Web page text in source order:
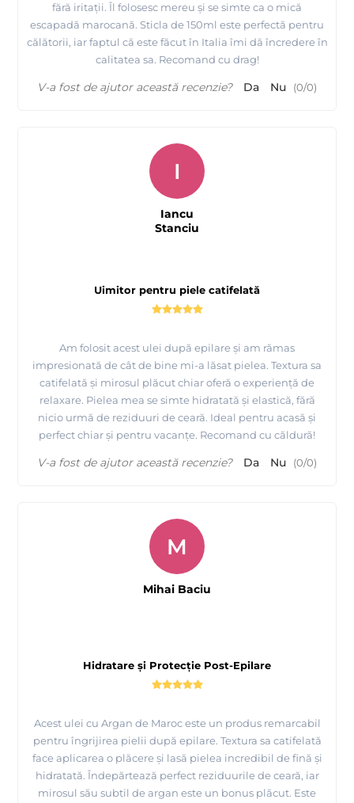
fără iritații. Îl folosesc mereu și se simte ca o mică
escapadă marocană. Sticla de 150ml este perfectă pentru
călătorii, iar faptul că este făcut în Italia îmi dă încredere în
calitatea sa. Recomand cu drag!
V-a fost de ajutor această recenzie? Da Nu (0/0)
Uimitor pentru piele catifelată
Am folosit acest ulei după epilare și am rămas
impresionată de cât de bine mi-a lăsat pielea. Textura sa
catifelată și mirosul plăcut chiar oferă o experiență de
relaxare. Pielea mea se simte hidratată și elastică, fără
nicio urmă de reziduuri de ceară. Ideal pentru acasă și
perfect chiar și pentru vacanțe. Recomand cu căldură!
I
Iancu
Stanciu
V-a fost de ajutor această recenzie? Da Nu (0/0)
Hidratare și Protecție Post-Epilare
Acest ulei cu Argan de Maroc este un produs remarcabil
pentru îngrijirea pielii după epilare. Textura sa catifelată
face aplicarea o plăcere și lasă pielea incredibil de fină și
hidratată. Îndepărtează perfect reziduurile de ceară, iar
mirosul său subtil de argan este un bonus plăcut. Este
M
Mihai Baciu